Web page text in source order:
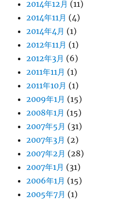
2014年12月 (11)
2014年11月 (4)
2014年4月 (1)
2012年11月 (1)
2012年3月 (6)
2011年11月 (1)
2011年10月 (1)
2009年1月 (15)
2008年1月 (15)
2007年5月 (31)
2007年3月 (2)
2007年2月 (28)
2007年1月 (31)
2006年1月 (15)
2005年7月 (1)